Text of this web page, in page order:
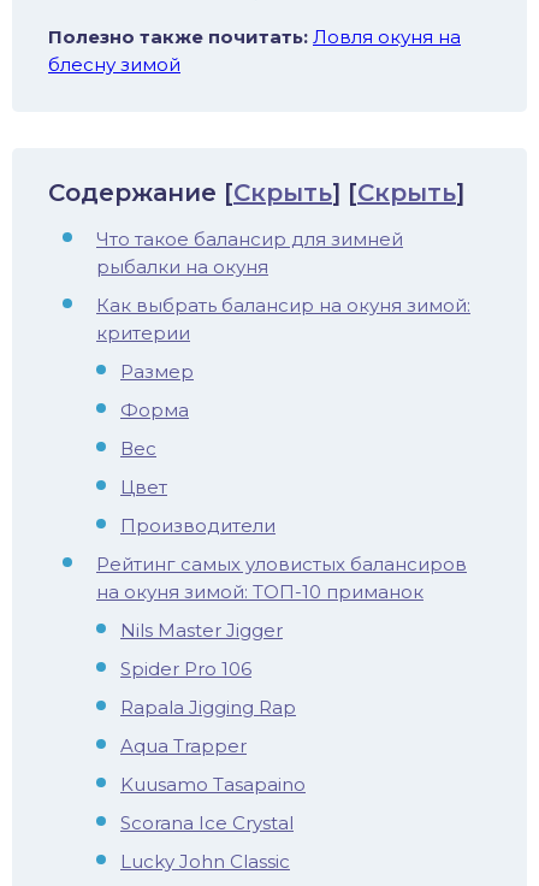
Полезно также почитать: Ловля окуня на
блесну зимой
Содержание [Скрыть] [Скрыть]
Что такое балансир для зимней
рыбалки на окуня
Как выбрать балансир на окуня зимой:
критерии
Размер
Форма
Вес
Цвет
Производители
Рейтинг самых уловистых балансиров
на окуня зимой: ТОП-10 приманок
Nils Master Jigger
Spider Pro 106
Rapala Jigging Rap
Aqua Trapper
Kuusamo Tasapaino
Scorana Ice Crystal
Lucky John Classic
амур